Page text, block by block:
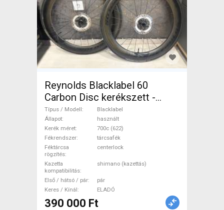
Reynolds Blacklabel 60
Carbon Disc kerékszett -
újszerű állapot Blacklabel
Országúti / Gravel / Triatlon
Alkatrész, Országúti Kerék /
Felni / Gumi 700c (622)
használt ELADÓ
Típus / Modell
Blacklabel
Állapot
használt
Kerék méret
700c (622)
Fékrendszer
tárcsafék
Féktárcsa
rögzítés
centerlock
Kazetta
kompatibilitás
shimano (kazettás)
Első / hátsó / pár
pár
Keres / Kínál
ELADÓ
390 000 Ft